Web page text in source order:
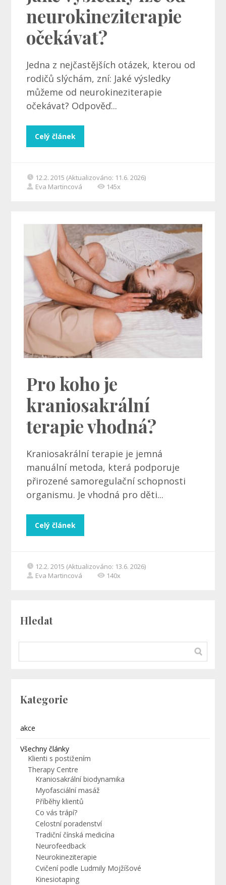
neurokineziterapie
očekávat?
Jedna z nejčastějších otázek, kterou od
rodičů slýchám, zní: Jaké výsledky
můžeme od neurokineziterapie
očekávat? Odpověď...
Celý článek
12.2. 2015 (Aktualizováno: 11.6. 2026)
Eva Martincová
145x
Pro koho je
kraniosakrální
terapie vhodná?
Kraniosakrální terapie je jemná
manuální metoda, která podporuje
přirozené samoregulační schopnosti
organismu. Je vhodná pro děti...
Celý článek
12.2. 2015 (Aktualizováno: 13.6. 2026)
Eva Martincová
140x
Hledat
Kategorie
akce
Všechny články
Klienti s postižením
Therapy Centre
Kraniosakrální biodynamika
Myofasciální masáž
Příběhy klientů
Co vás trápí?
Celostní poradenství
Tradiční čínská medicína
Neurofeedback
Neurokineziterapie
Cvičení podle Ludmily Mojžíšové
Kinesiotaping